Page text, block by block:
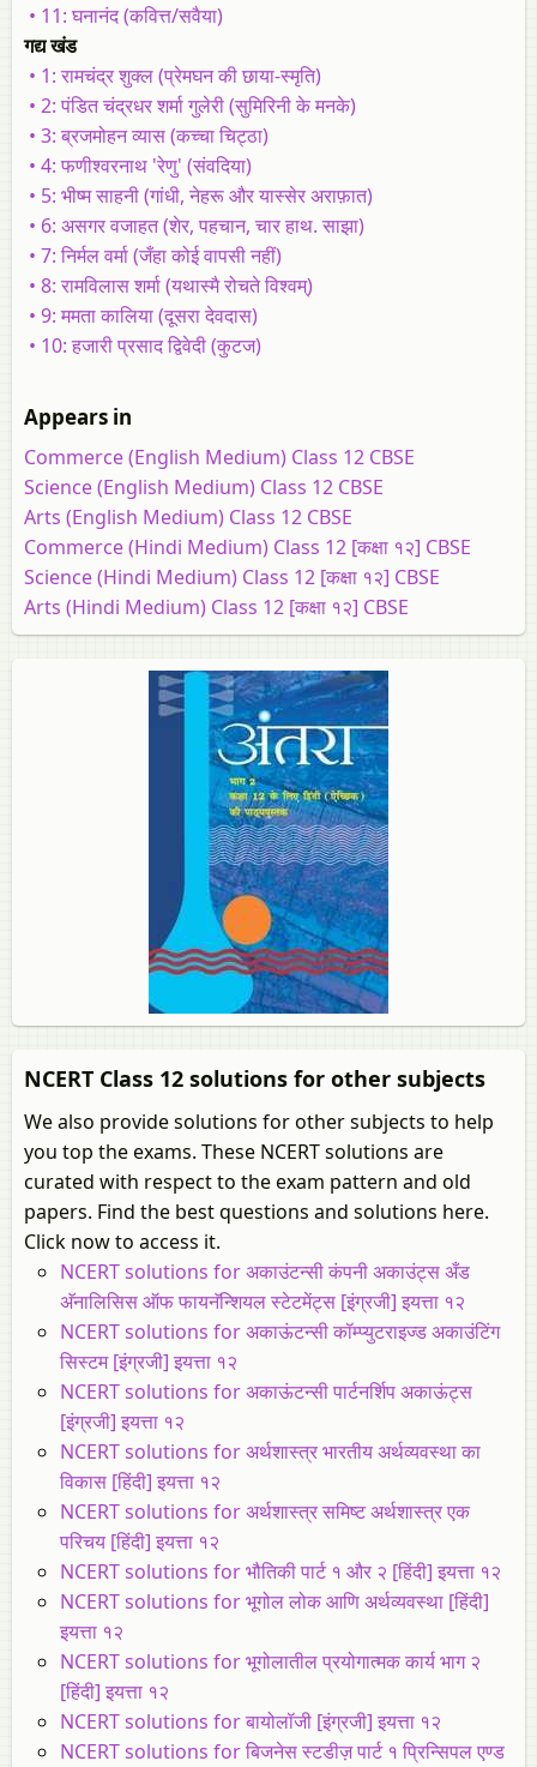
• 11: घनानंद (कवित्त/सवैया)
गद्य खंड
• 1: रामचंद्र शुक्ल (प्रेमघन की छाया-स्मृति)
• 2: पंडित चंद्रधर शर्मा गुलेरी (सुमिरिनी के मनके)
• 3: ब्रजमोहन व्यास (कच्चा चिट्ठा)
• 4: फणीश्वरनाथ 'रेणु' (संवदिया)
• 5: भीष्म साहनी (गांधी, नेहरू और यास्सेर अराफ़ात)
• 6: असगर वजाहत (शेर, पहचान, चार हाथ. साझा)
• 7: निर्मल वर्मा (जँहा कोई वापसी नहीं)
• 8: रामविलास शर्मा (यथास्मै रोचते विश्वम्)
• 9: ममता कालिया (दूसरा देवदास)
• 10: हजारी प्रसाद द्विवेदी (कुटज)
Appears in
Commerce (English Medium) Class 12 CBSE
Science (English Medium) Class 12 CBSE
Arts (English Medium) Class 12 CBSE
Commerce (Hindi Medium) Class 12 [कक्षा १२] CBSE
Science (Hindi Medium) Class 12 [कक्षा १२] CBSE
Arts (Hindi Medium) Class 12 [कक्षा १२] CBSE
NCERT Class 12 solutions for other subjects
We also provide solutions for other subjects to help
you top the exams. These NCERT solutions are
curated with respect to the exam pattern and old
papers. Find the best questions and solutions here.
Click now to access it.
NCERT solutions for अकाउंटन्सी कंपनी अकाउंट्स अँड
अ‍ॅनालिसिस ऑफ फायनॅन्शियल स्टेटमेंट्स [इंग्रजी] इयत्ता १२
NCERT solutions for अकाऊंटन्सी कॉम्प्युटराइज्ड अकाउंटिंग
सिस्टम [इंग्रजी] इयत्ता १२
NCERT solutions for अकाऊंटन्सी पार्टनर्शिप अकाऊंट्स
[इंग्रजी] इयत्ता १२
NCERT solutions for अर्थशास्त्र भारतीय अर्थव्यवस्था का
विकास [हिंदी] इयत्ता १२
NCERT solutions for अर्थशास्त्र समिष्ट अर्थशास्त्र एक
परिचय [हिंदी] इयत्ता १२
NCERT solutions for भौतिकी पार्ट १ और २ [हिंदी] इयत्ता १२
NCERT solutions for भूगोल लोक आणि अर्थव्यवस्था [हिंदी]
इयत्ता १२
NCERT solutions for भूगोलातील प्रयोगात्मक कार्य भाग २
[हिंदी] इयत्ता १२
NCERT solutions for बायोलॉजी [इंग्रजी] इयत्ता १२
NCERT solutions for बिजनेस स्टडीज़ पार्ट १ प्रिन्सिपल एण्ड